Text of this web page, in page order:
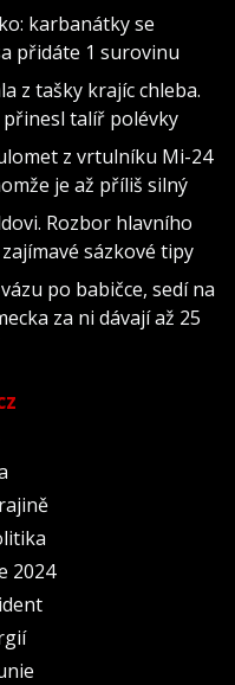
karbanátky se
přidáte 1 surovinu
z tašky krajíc chleba.
přinesl talíř polévky
z vrtulníku Mi-24
je až příliš silný
Rozbor hlavního
sázkové tipy
po babičce, sedí na
za ni dávají až 25
2024